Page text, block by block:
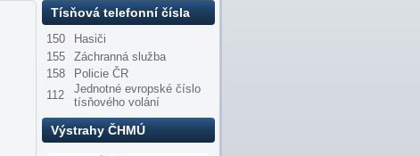
Tísňová telefonní čísla
150
Hasiči
155
Záchranná služba
158
Policie ČR
112
Jednotné evropské číslo
tísňového volání
Výstrahy ČHMÚ